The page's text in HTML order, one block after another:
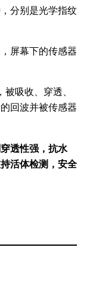
分别是光学指纹
屏幕下的传感器
吸收、穿透、
回波并被传感器
透性强，抗水
活体检测，安全